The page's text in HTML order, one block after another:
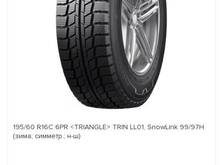
195/60 R16C 6PR <TRIANGLE> TRIN LL01, SnowLink 99/97H
(зима; симметр.; н-ш)